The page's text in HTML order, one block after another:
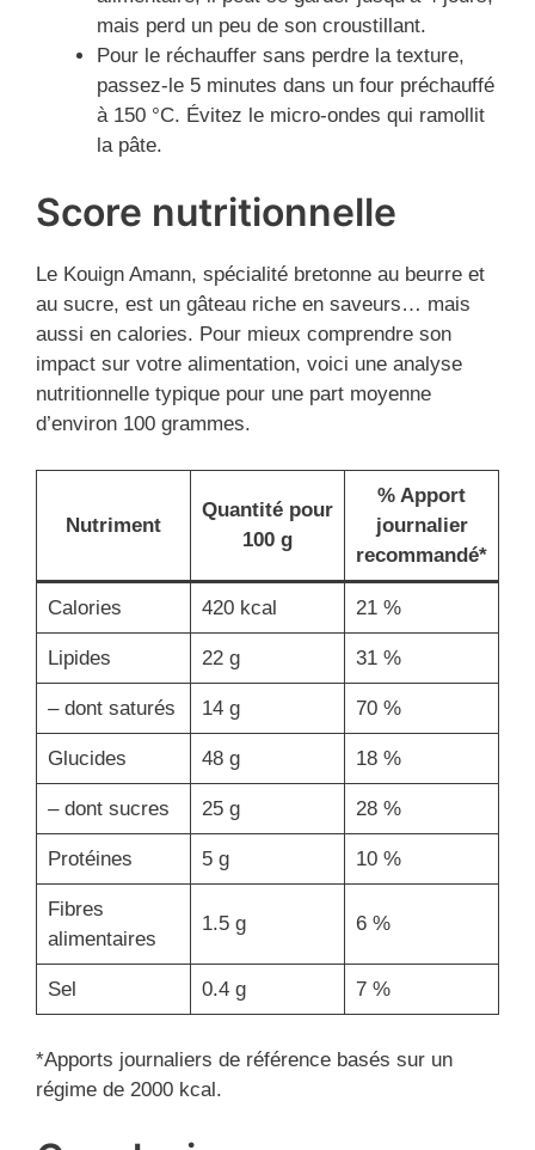
mais perd un peu de son croustillant.
Pour le réchauffer sans perdre la texture,
passez-le 5 minutes dans un four préchauffé
à 150 °C. Évitez le micro-ondes qui ramollit
la pâte.
Score nutritionnelle
Le Kouign Amann, spécialité bretonne au beurre et
au sucre, est un gâteau riche en saveurs… mais
aussi en calories. Pour mieux comprendre son
impact sur votre alimentation, voici une analyse
nutritionnelle typique pour une part moyenne
d’environ 100 grammes.
Nutriment
Quantité pour
100 g
% Apport
journalier
recommandé*
Calories 420 kcal 21 %
Lipides 22 g 31 %
– dont saturés 14 g 70 %
Glucides 48 g 18 %
– dont sucres 25 g 28 %
Protéines 5 g 10 %
Fibres
alimentaires
1.5 g 6 %
Sel 0.4 g 7 %
*Apports journaliers de référence basés sur un
régime de 2000 kcal.